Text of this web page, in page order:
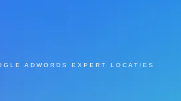
ADWORDS EXPERT LOCATIES